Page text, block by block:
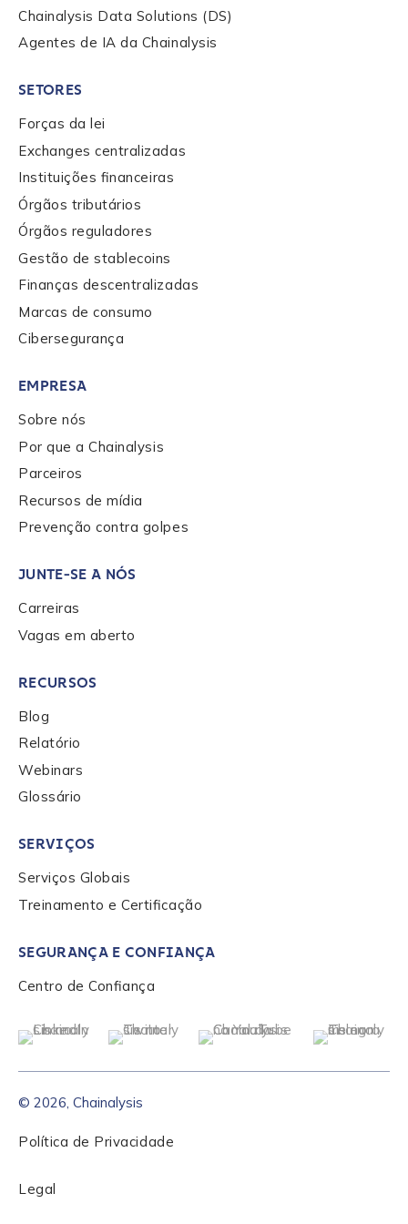
Chainalysis Data Solutions (DS)
Agentes de IA da Chainalysis
SETORES
Forças da lei
Exchanges centralizadas
Instituições financeiras
Órgãos tributários
Órgãos reguladores
Gestão de stablecoins
Finanças descentralizadas
Marcas de consumo
Cibersegurança
EMPRESA
Sobre nós
Por que a Chainalysis
Parceiros
Recursos de mídia
Prevenção contra golpes
JUNTE-SE A NÓS
Carreiras
Vagas em aberto
RECURSOS
Blog
Relatório
Webinars
Glossário
SERVIÇOS
Serviços Globais
Treinamento e Certificação
SEGURANÇA E CONFIANÇA
Centro de Confiança
© 2026, Chainalysis
Política de Privacidade
Legal